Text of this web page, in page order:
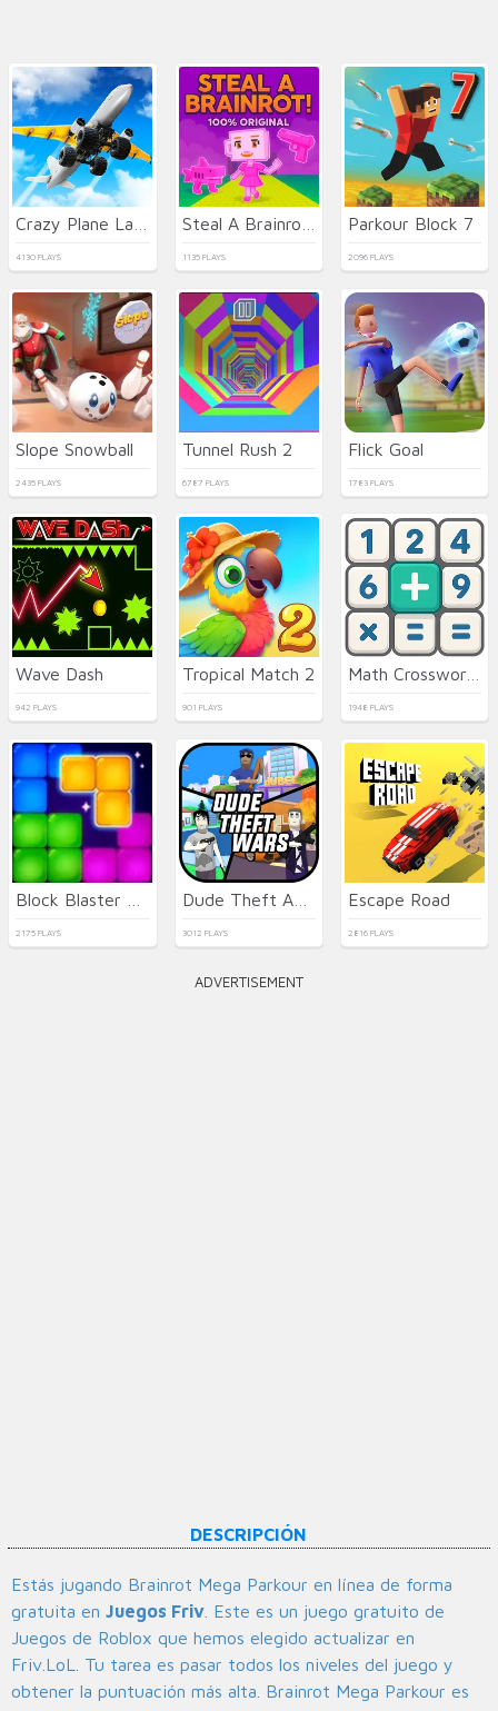
4130 PLAYS 1135 PLAYS
Parkour Block 7
2096 PLAYS
Slope Snowball
2435 PLAYS
Tunnel Rush 2
6787 PLAYS
Flick Goal
1783 PLAYS
Wave Dash
942 PLAYS
Tropical Match 2
901 PLAYS
Math Crossword Puzzle - Genius Edition
1948 PLAYS
2175 PLAYS 3012 PLAYS
Escape Road
2816 PLAYS
ADVERTISEMENT
DESCRIPCIÓN
Estás jugando Brainrot Mega Parkour en línea de forma
gratuita en Juegos Friv . Este es un juego gratuito de
Juegos de Roblox que hemos elegido actualizar en
Friv.LoL. Tu tarea es pasar todos los niveles del juego y
obtener la puntuación más alta. Brainrot Mega Parkour es